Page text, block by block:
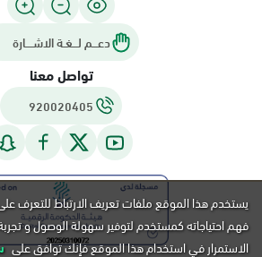
دعـــم لـــغـة الاشــــارة
تواصل معنا
920020405
يستخدم هذا الموقع ملفات تعريف الارتباط للتعرف
فهم احتياجاته كمستخدم لتوفير سهولة الوصول و
الاستمرار في استخدام هذا الموقع فإنك توافق على